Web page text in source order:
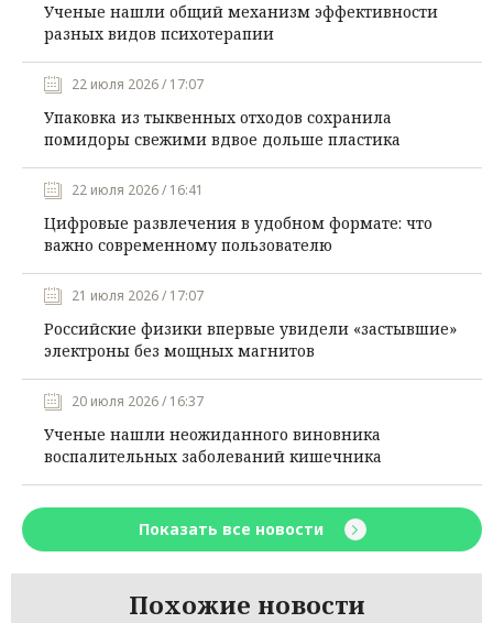
Ученые нашли общий механизм эффективности
разных видов психотерапии
22 июля 2026 / 17:07
Упаковка из тыквенных отходов сохранила
помидоры свежими вдвое дольше пластика
22 июля 2026 / 16:41
Цифровые развлечения в удобном формате: что
важно современному пользователю
21 июля 2026 / 17:07
Российские физики впервые увидели «застывшие»
электроны без мощных магнитов
20 июля 2026 / 16:37
Ученые нашли неожиданного виновника
воспалительных заболеваний кишечника
Показать все новости
Похожие новости